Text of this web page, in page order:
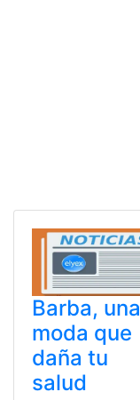
Barba, una
moda que
daña tu
salud